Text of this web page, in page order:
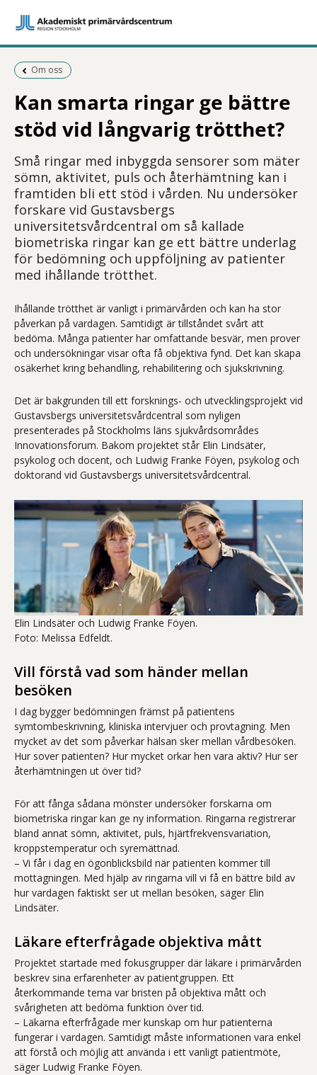
Föregående sida:
Om oss
Kan smarta ringar ge bättre
stöd vid långvarig trötthet?
Små ringar med inbyggda sensorer som mäter
sömn, aktivitet, puls och återhämtning kan i
framtiden bli ett stöd i vården. Nu undersöker
forskare vid Gustavsbergs
universitetsvårdcentral om så kallade
biometriska ringar kan ge ett bättre underlag
för bedömning och uppföljning av patienter
med ihållande trötthet.
Ihållande trötthet är vanligt i primärvården och kan ha stor
påverkan på vardagen. Samtidigt är tillståndet svårt att
bedöma. Många patienter har omfattande besvär, men prover
och undersökningar visar ofta få objektiva fynd. Det kan skapa
osäkerhet kring behandling, rehabilitering och sjukskrivning.
Det är bakgrunden till ett forsknings- och utvecklingsprojekt vid
Gustavsbergs universitetsvårdcentral som nyligen
presenterades på Stockholms läns sjukvårdsområdes
Innovationsforum. Bakom projektet står Elin Lindsäter,
psykolog och docent, och Ludwig Franke Föyen, psykolog och
doktorand vid Gustavsbergs universitetsvårdcentral.
Elin Lindsäter och Ludwig Franke Föyen.
Foto: Melissa Edfeldt.
Vill förstå vad som händer mellan
besöken
I dag bygger bedömningen främst på patientens
symtombeskrivning, kliniska intervjuer och provtagning. Men
mycket av det som påverkar hälsan sker mellan vårdbesöken.
Hur sover patienten? Hur mycket orkar hen vara aktiv? Hur ser
återhämtningen ut över tid?
För att fånga sådana mönster undersöker forskarna om
biometriska ringar kan ge ny information. Ringarna registrerar
bland annat sömn, aktivitet, puls, hjärtfrekvensvariation,
kroppstemperatur och syremättnad.
– Vi får i dag en ögonblicksbild när patienten kommer till
mottagningen. Med hjälp av ringarna vill vi få en bättre bild av
hur vardagen faktiskt ser ut mellan besöken, säger Elin
Lindsäter.
Läkare efterfrågade objektiva mått
Projektet startade med fokusgrupper där läkare i primärvården
beskrev sina erfarenheter av patientgruppen. Ett
återkommande tema var bristen på objektiva mått och
svårigheten att bedöma funktion över tid.
– Läkarna efterfrågade mer kunskap om hur patienterna
fungerar i vardagen. Samtidigt måste informationen vara enkel
att förstå och möjlig att använda i ett vanligt patientmöte,
säger Ludwig Franke Föyen.